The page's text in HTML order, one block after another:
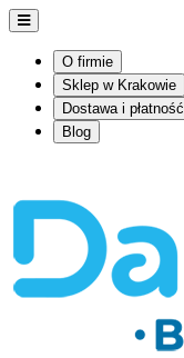
O firmie
Sklep w Krakowie
Dostawa i płatność
Blog